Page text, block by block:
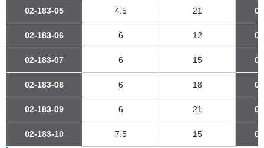
02-183-05 4.5 21
02-183-06 6 12
02-183-07 6 15
02-183-08 6 18
02-183-09 6 21
02-183-10 7.5 15